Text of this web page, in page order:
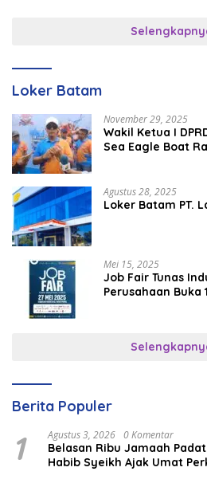
Loker Batam
November 29, 2025
Wakil Ketua I
Sea Eagle Boat
Agustus 28, 2025
Loker Batam PT.
Mei 15, 2025
Job Fair Tunas
Perusahaan Buka
Berita Populer
1 Agustus 3, 2026 0 Komentar
Belasan Ribu Jamaah
Habib Syeikh Ajak Umat